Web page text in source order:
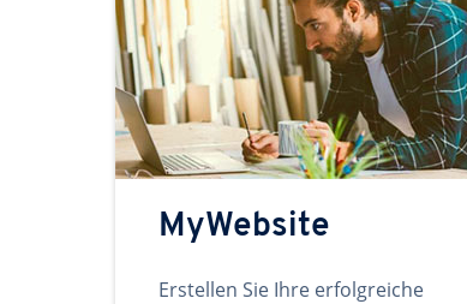
MyWebsite
Erstellen Sie Ihre erfolgreiche